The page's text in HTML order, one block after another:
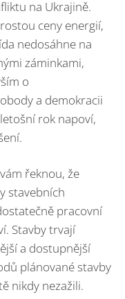
na Ukrajině.
ceny energií,
nedosáhne na
záminkami,
o
a demokracii
rok napoví,
řeknou, že
stavebních
pracovní
Stavby trvají
a dostupnější
plánované stavby
nikdy nezažili.